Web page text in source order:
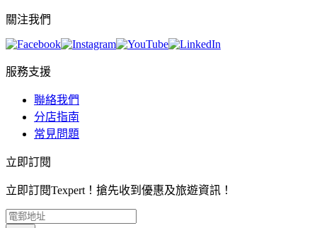
關注我們
服務支援
聯絡我們
分店指南
常見問題
立即訂閱
立即訂閱Texpert！搶先收到優惠及旅遊資訊！